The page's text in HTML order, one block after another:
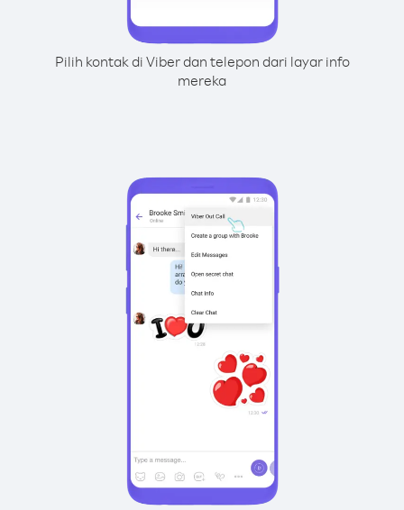
Pilih kontak di Viber dan telepon dari layar info
mereka